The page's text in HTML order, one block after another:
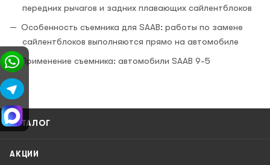
передних рычагов и задних плавающих сайлентблоков
Особенность съемника для SAAB: работы по замене
сайлентблоков выполняются прямо на автомобиле
Применение съемника: автомобили SAAB 9-5
КАТАЛОГ
АКЦИИ